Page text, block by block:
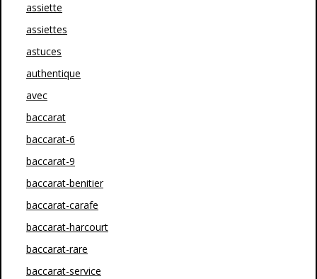
assiette
assiettes
astuces
authentique
avec
baccarat
baccarat-6
baccarat-9
baccarat-benitier
baccarat-carafe
baccarat-harcourt
baccarat-rare
baccarat-service